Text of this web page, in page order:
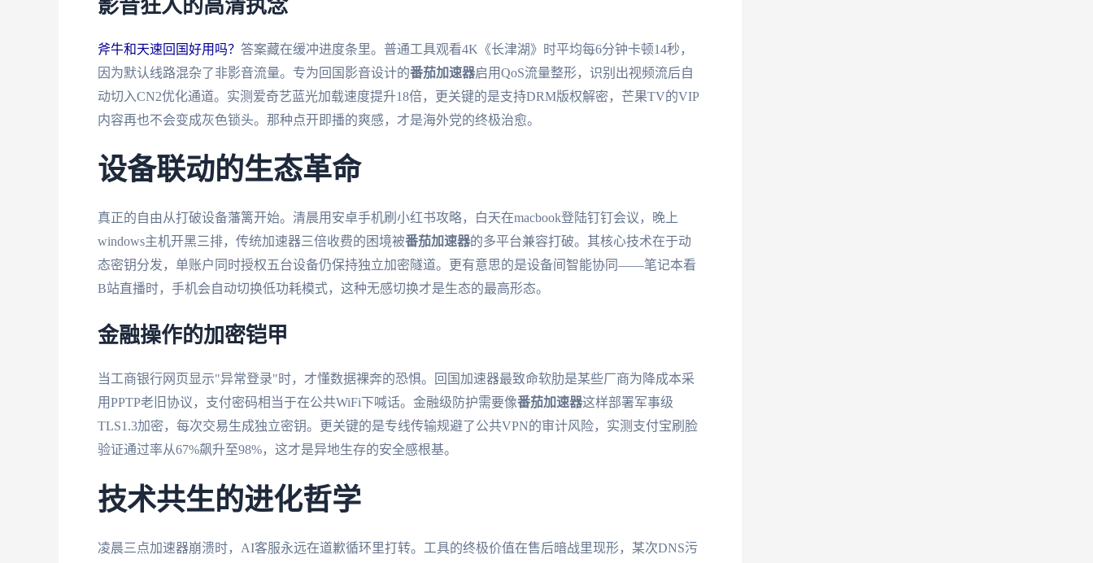
影音狂人的高清执念
斧牛和天速回国好用吗？ 答案藏在缓冲进度条里。普通工具观看4K《长津湖》时平均每6分钟卡顿14秒，
因为默认线路混杂了非影音流量。专为回国影音设计的番茄加速器启用QoS流量整形，识别出视频流后自
动切入CN2优化通道。实测爱奇艺蓝光加载速度提升18倍，更关键的是支持DRM版权解密，芒果TV的VIP
内容再也不会变成灰色锁头。那种点开即播的爽感，才是海外党的终极治愈。
设备联动的生态革命
真正的自由从打破设备藩篱开始。清晨用安卓手机刷小红书攻略，白天在macbook登陆钉钉会议，晚上
windows主机开黑三排，传统加速器三倍收费的困境被番茄加速器的多平台兼容打破。其核心技术在于动
态密钥分发，单账户同时授权五台设备仍保持独立加密隧道。更有意思的是设备间智能协同——笔记本看
B站直播时，手机会自动切换低功耗模式，这种无感切换才是生态的最高形态。
金融操作的加密铠甲
当工商银行网页显示"异常登录"时，才懂数据裸奔的恐惧。回国加速器最致命软肋是某些厂商为降成本采
用PPTP老旧协议，支付密码相当于在公共WiFi下喊话。金融级防护需要像番茄加速器这样部署军事级
TLS1.3加密，每次交易生成独立密钥。更关键的是专线传输规避了公共VPN的审计风险，实测支付宝刷脸
验证通过率从67%飙升至98%，这才是异地生存的安全感根基。
技术共生的进化哲学
凌晨三点加速器崩溃时，AI客服永远在道歉循环里打转。工具的终极价值在售后暗战里现形，某次DNS污